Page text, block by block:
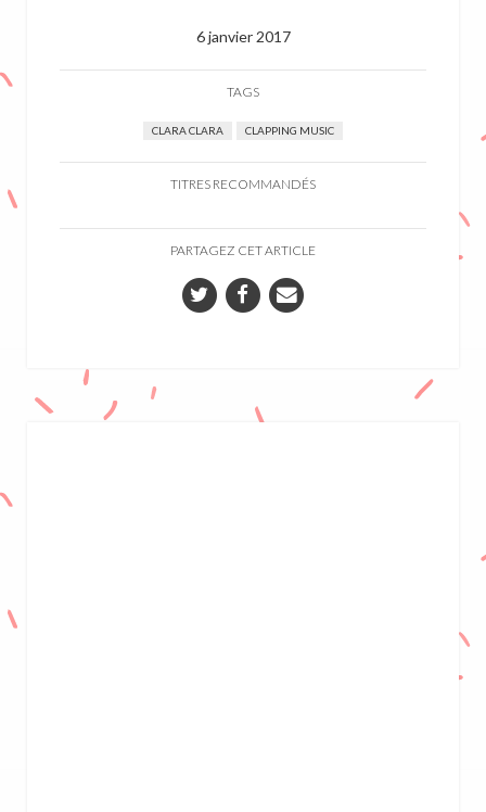
6 janvier 2017
TAGS
CLARA CLARA CLAPPING MUSIC
TITRES RECOMMANDÉS
PARTAGEZ CET ARTICLE